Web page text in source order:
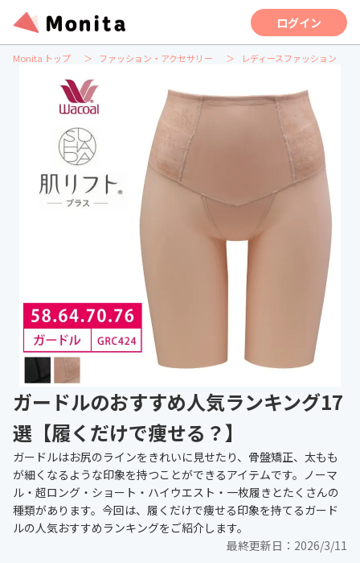
ログイン
Monita トップ ファッション・アクセサリー レディースファッション
ガードルのおすすめ人気ランキング17
選【履くだけで痩せる？】
ガードルはお尻のラインをきれいに見せたり、骨盤矯正、太もも
が細くなるような印象を持つことができるアイテムです。ノーマ
ル・超ロング・ショート・ハイウエスト・一枚履きとたくさんの
種類があります。今回は、履くだけで痩せる印象を持てるガード
ルの人気おすすめランキングをご紹介します。
最終更新日： 2026/3/11